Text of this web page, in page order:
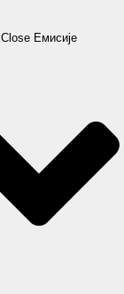
Close Емисије